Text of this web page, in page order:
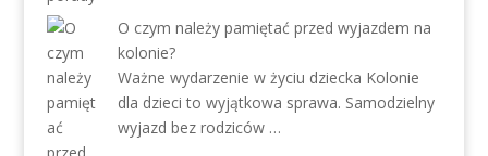
O czym należy pamiętać przed wyjazdem na
kolonie?
Ważne wydarzenie w życiu dziecka Kolonie
dla dzieci to wyjątkowa sprawa. Samodzielny
wyjazd bez rodziców …